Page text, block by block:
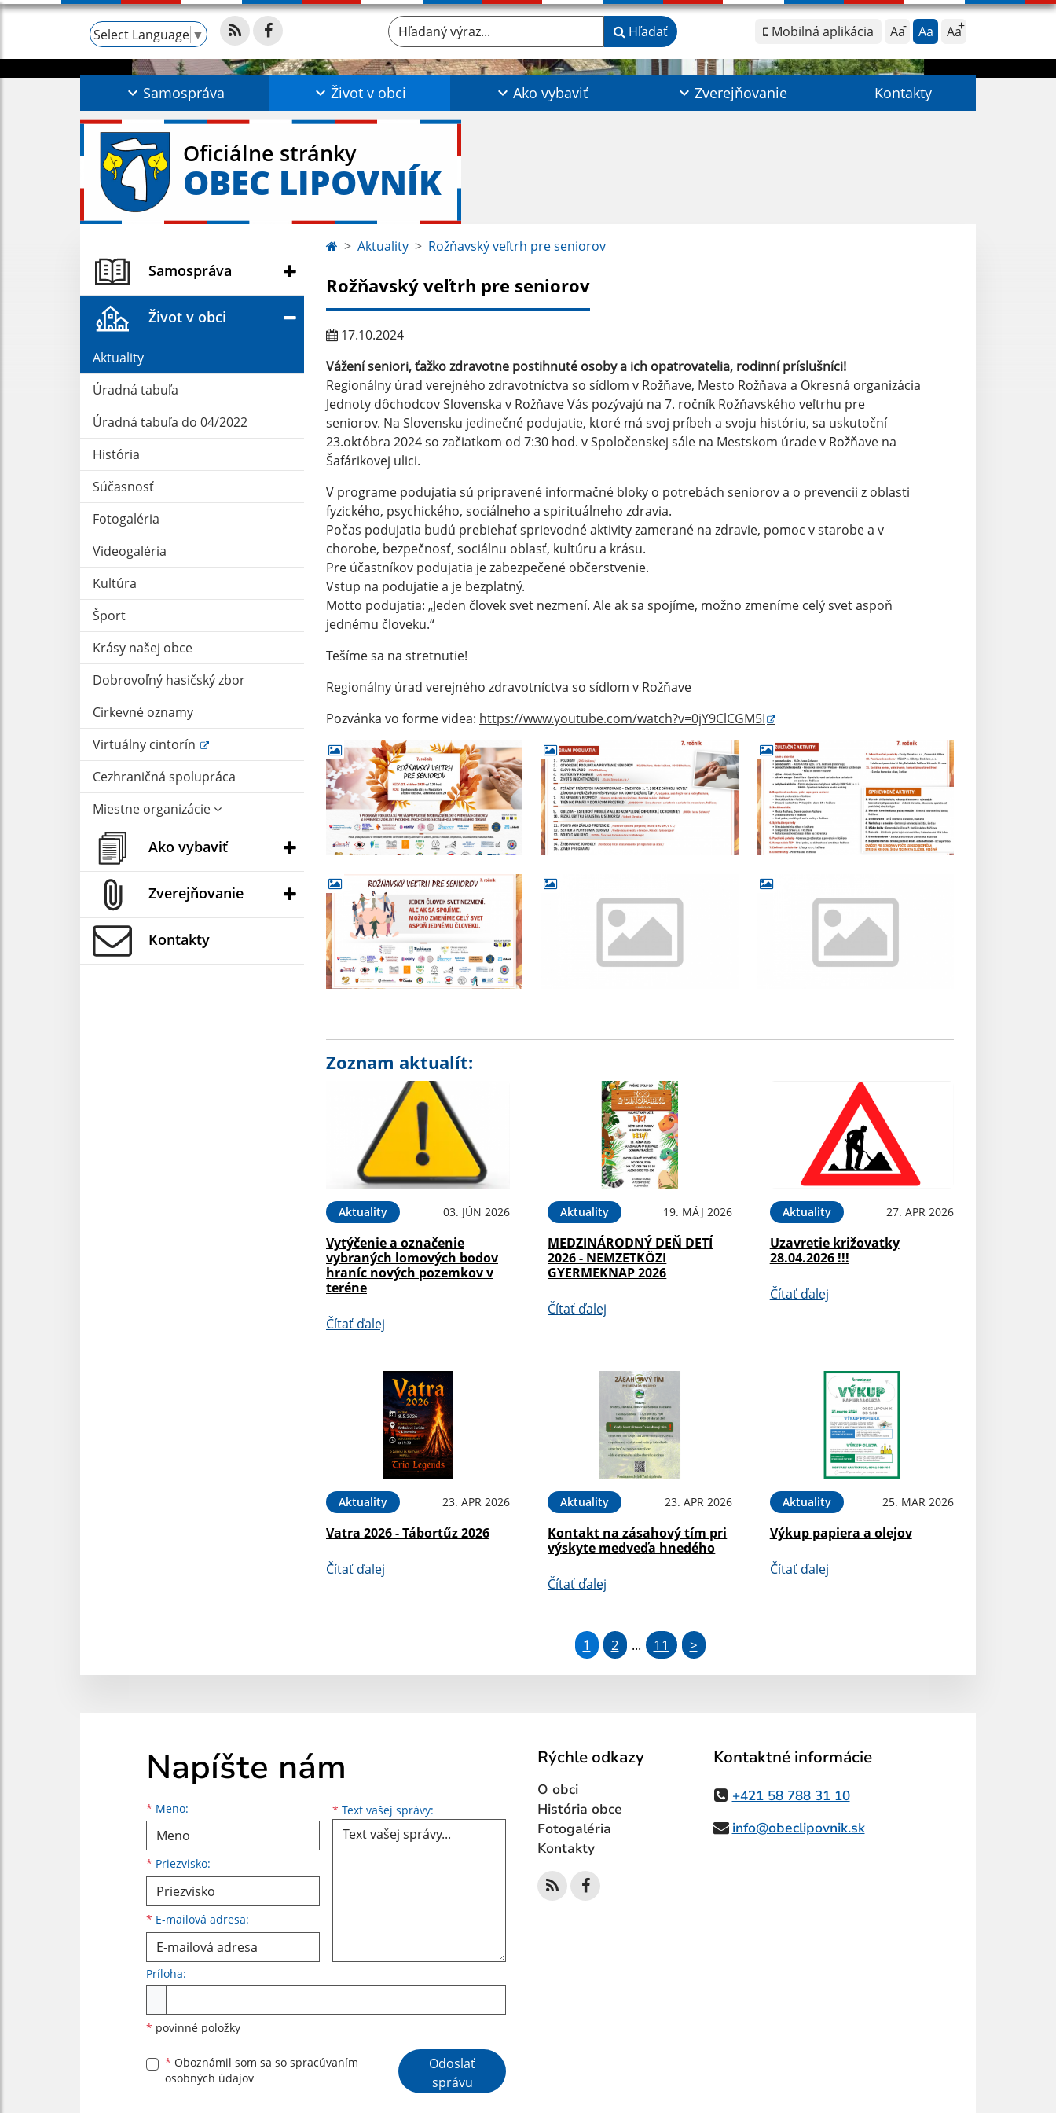
Select Language ▼ Mobilná aplikácia Aa Aa Aa
Hľadaný výraz... Hľadať
Samospráva Život v obci Ako vybaviť Zverejňovanie Kontakty
Oficiálne stránky
OBEC LIPOVNÍK
Samospráva
Život v obci
Aktuality
Úradná tabuľa
Úradná tabuľa do 04/2022
História
Súčasnosť
Fotogaléria
Videogaléria
Kultúra
Šport
Krásy našej obce
Dobrovoľný hasičský zbor
Cirkevné oznamy
Virtuálny cintorín
Cezhraničná spolupráca
Miestne organizácie
Ako vybaviť
Zverejňovanie
Kontakty
Aktuality Rožňavský veľtrh pre seniorov
Rožňavský veľtrh pre seniorov
17.10.2024
Vážení seniori, ťažko zdravotne postihnuté osoby a ich opatrovatelia, rodinní príslušníci!
Regionálny úrad verejného zdravotníctva so sídlom v Rožňave, Mesto Rožňava a Okresná organizácia
Jednoty dôchodcov Slovenska v Rožňave Vás pozývajú na 7. ročník Rožňavského veľtrhu pre
seniorov. Na Slovensku jedinečné podujatie, ktoré má svoj príbeh a svoju históriu, sa uskutoční
23.októbra 2024 so začiatkom od 7:30 hod. v Spoločenskej sále na Mestskom úrade v Rožňave na
Šafárikovej ulici.
V programe podujatia sú pripravené informačné bloky o potrebách seniorov a o prevencii z oblasti
fyzického, psychického, sociálneho a spirituálneho zdravia.
Počas podujatia budú prebiehať sprievodné aktivity zamerané na zdravie, pomoc v starobe a v
chorobe, bezpečnosť, sociálnu oblasť, kultúru a krásu.
Pre účastníkov podujatia je zabezpečené občerstvenie.
Vstup na podujatie a je bezplatný.
Motto podujatia: „Jeden človek svet nezmení. Ale ak sa spojíme, možno zmeníme celý svet aspoň
jednému človeku.“
Tešíme sa na stretnutie!
Regionálny úrad verejného zdravotníctva so sídlom v Rožňave
Pozvánka vo forme videa: https://www.youtube.com/watch?v=0jY9ClCGM5I
Zoznam aktualít:
Aktuality 03. JÚN 2026
Vytýčenie a označenie
vybraných lomových bodov
hraníc nových pozemkov v
teréne
Čítať ďalej
Aktuality 19. MÁJ 2026
MEDZINÁRODNÝ DEŇ DETÍ
2026 - NEMZETKÖZI
GYERMEKNAP 2026
Čítať ďalej
Aktuality 27. APR 2026
Uzavretie križovatky
28.04.2026 !!!
Čítať ďalej
Aktuality 23. APR 2026
Vatra 2026 - Tábortűz 2026
Čítať ďalej
Aktuality 23. APR 2026
Kontakt na zásahový tím pri
výskyte medveďa hnedého
Čítať ďalej
Aktuality 25. MAR 2026
Výkup papiera a olejov
Čítať ďalej
1 2 ... 11 >
Napíšte nám
* Meno:
Meno
* Priezvisko:
Priezvisko
* E-mailová adresa:
E-mailová adresa * Text vašej správy: Text vašej správy...
Príloha:
* povinné položky
* Oboznámil som sa so spracúvaním
osobných údajov
Google reCaptcha Response
Odoslať
správu
Rýchle odkazy
O obci
História obce
Fotogaléria
Kontakty
Kontaktné informácie
+421 58 788 31 10
info@obeclipovnik.sk